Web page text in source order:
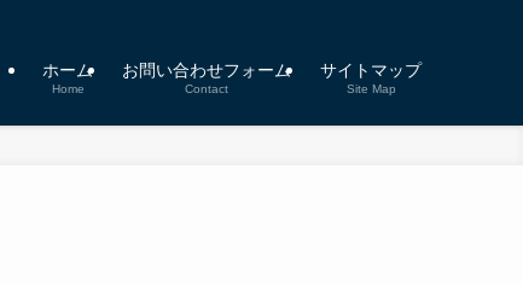
ホーム
Home
お問い合わせフォーム
Contact
サイトマップ
Site Map